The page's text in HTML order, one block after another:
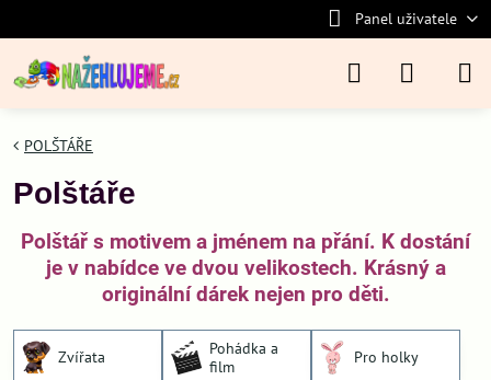
Panel uživatele
POLŠTÁŘE
Polštáře
Polštář s motivem a jménem na přání. K dostání
je v nabídce ve dvou velikostech. Krásný a
originální dárek nejen pro děti.
Zvířata
Pohádka a
film
Pro holky